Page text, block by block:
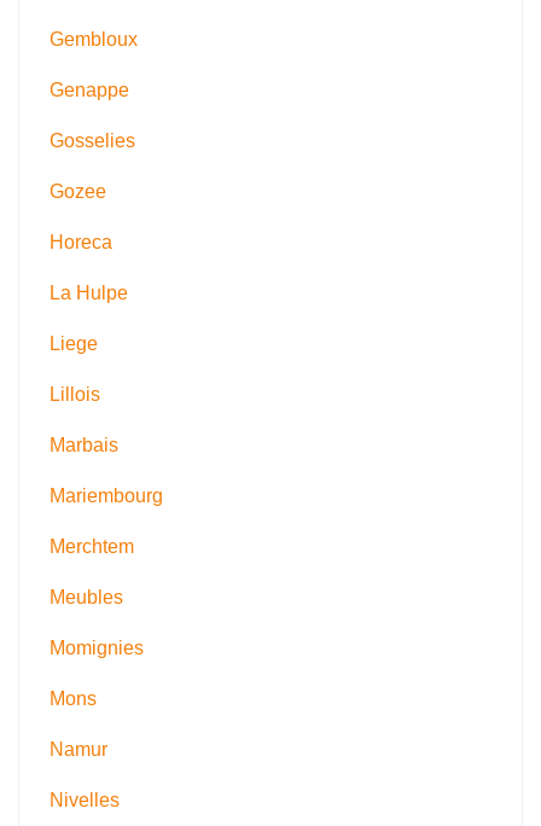
Gembloux
Genappe
Gosselies
Gozee
Horeca
La Hulpe
Liege
Lillois
Marbais
Mariembourg
Merchtem
Meubles
Momignies
Mons
Namur
Nivelles